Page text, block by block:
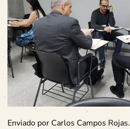
Enviado por Carlos Campos Rojas.